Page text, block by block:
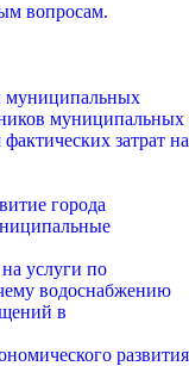
вопросам.
муниципальных
муниципальных
затрат на
города
услуги по
водоснабжению
в
развития